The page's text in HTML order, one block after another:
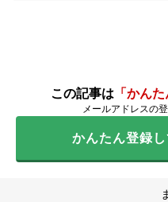
この記事は 「かん
メールアドレスの
かんたん登録